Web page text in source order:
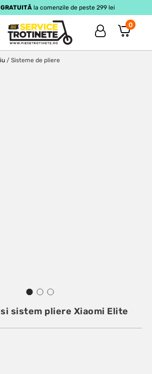
la comenzile de peste 299 lei
0
/ Sisteme de pliere
sistem pliere Xiaomi Elite